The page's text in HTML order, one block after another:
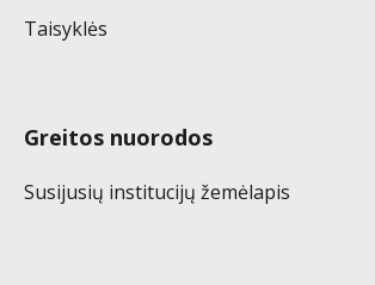
Taisyklės
Greitos nuorodos
Susijusių institucijų žemėlapis